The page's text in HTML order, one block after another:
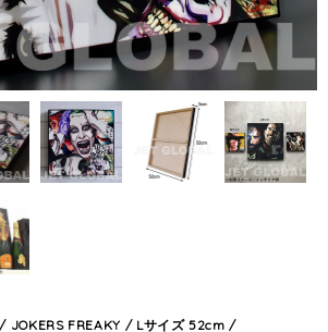
JOKERS FREAKY / Lサイズ 52cm /